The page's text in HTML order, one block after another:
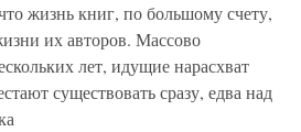
жизнь книг, по большому счету,
их авторов. Массово
лет, идущие нарасхват
существовать сразу, едва над